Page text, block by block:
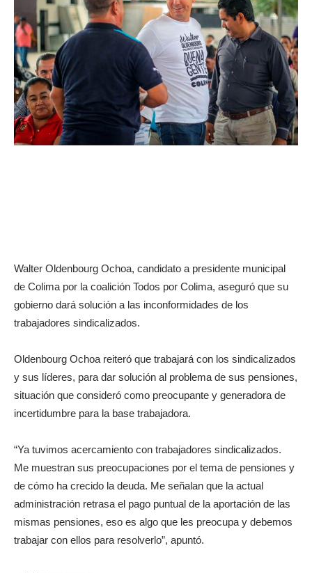
Walter Oldenbourg Ochoa, candidato a presidente municipal
de Colima por la coalición Todos por Colima, aseguró que su
gobierno dará solución a las inconformidades de los
trabajadores sindicalizados.
Oldenbourg Ochoa reiteró que trabajará con los sindicalizados
y sus líderes, para dar solución al problema de sus pensiones,
situación que consideró como preocupante y generadora de
incertidumbre para la base trabajadora.
“Ya tuvimos acercamiento con trabajadores sindicalizados.
Me muestran sus preocupaciones por el tema de pensiones y
de cómo ha crecido la deuda. Me señalan que la actual
administración retrasa el pago puntual de la aportación de las
mismas pensiones, eso es algo que les preocupa y debemos
trabajar con ellos para resolverlo”, apuntó.